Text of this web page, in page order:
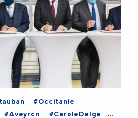
#Occitanie
#Aveyron
#CaroleDelga